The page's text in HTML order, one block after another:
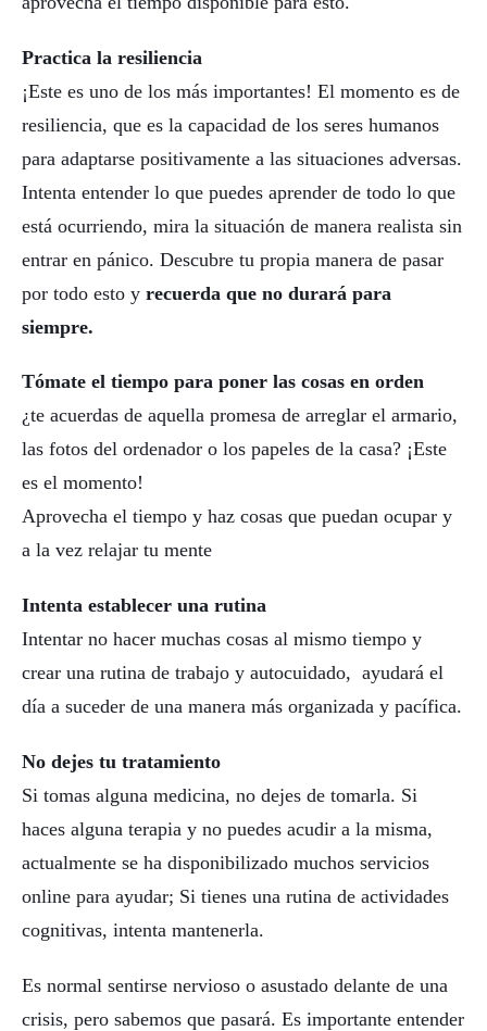
Practica la resiliencia
¡Este es uno de los más importantes! El momento es de
resiliencia, que es la capacidad de los seres humanos
para adaptarse positivamente a las situaciones adversas.
Intenta entender lo que puedes aprender de todo lo que
está ocurriendo, mira la situación de manera realista sin
entrar en pánico. Descubre tu propia manera de pasar
por todo esto y recuerda que no durará para
siempre.
Tómate el tiempo para poner las cosas en orden
¿te acuerdas de aquella promesa de arreglar el armario,
las fotos del ordenador o los papeles de la casa? ¡Este
es el momento!
Aprovecha el tiempo y haz cosas que puedan ocupar y
a la vez relajar tu mente
Intenta establecer una rutina
Intentar no hacer muchas cosas al mismo tiempo y
crear una rutina de trabajo y autocuidado, ayudará el
día a suceder de una manera más organizada y pacífica.
No dejes tu tratamiento
Si tomas alguna medicina, no dejes de tomarla. Si
haces alguna terapia y no puedes acudir a la misma,
actualmente se ha disponibilizado muchos servicios
online para ayudar; Si tienes una rutina de actividades
cognitivas, intenta mantenerla.
Es normal sentirse nervioso o asustado delante de una
crisis, pero sabemos que pasará. Es importante entender